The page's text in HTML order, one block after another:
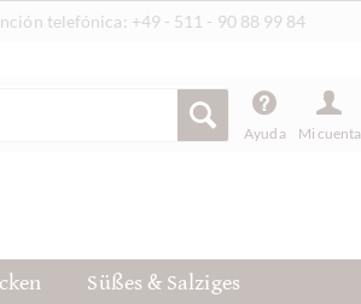
telefónica: +49 - 511 - 90 88 99 84
Ayuda Mi cuenta
Süßes & Salziges